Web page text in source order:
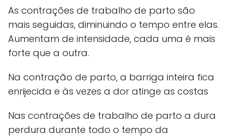
As contrações de trabalho de parto são
mais seguidas, diminuindo o tempo entre elas.
Aumentam de intensidade, cada uma é mais
forte que a outra.
Na contração de parto, a barriga inteira fica
enrijecida e às vezes a dor atinge as costas
Nas contrações de trabalho de parto a dura
perdura durante todo o tempo da